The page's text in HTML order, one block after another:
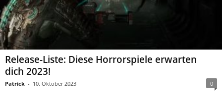
Release-Liste: Diese Horrorspiele erwarten
dich 2023!
Patrick - 10. Oktober 2023 0